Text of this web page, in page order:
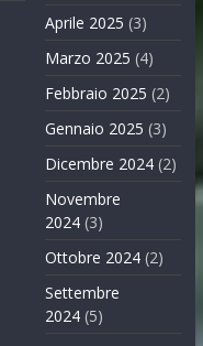
Aprile 2025 (3)
Marzo 2025 (4)
Febbraio 2025 (2)
Gennaio 2025 (3)
Dicembre 2024 (2)
Novembre
2024 (3)
Ottobre 2024 (2)
Settembre
2024 (5)